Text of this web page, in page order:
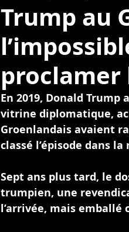
Trump au
En 2019, Donald
vitrine diplomatique,
Groenlandais avaient
classé l’épisode dans
Sept ans plus tard, le
trumpien, une
l’arrivée, mais